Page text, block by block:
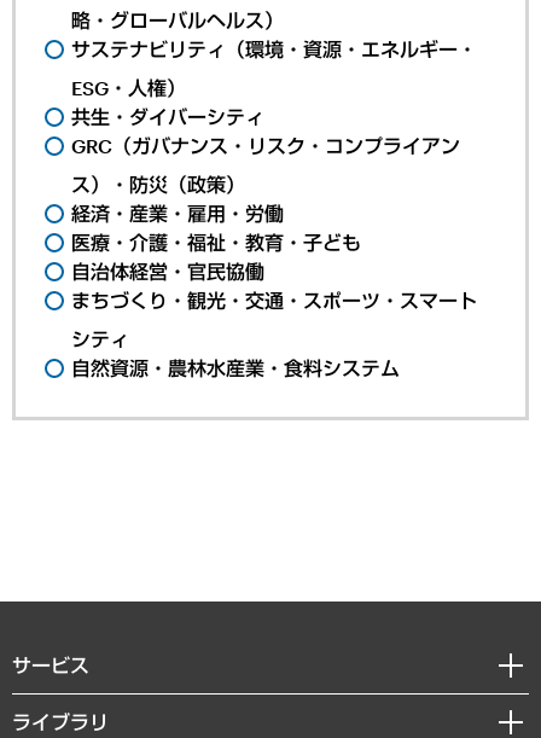
略・グローバルヘルス）
サステナビリティ（環境・資源・エネルギー・
ESG・人権）
共生・ダイバーシティ
GRC（ガバナンス・リスク・コンプライアン
ス）・防災（政策）
経済・産業・雇用・労働
医療・介護・福祉・教育・子ども
自治体経営・官民協働
まちづくり・観光・交通・スポーツ・スマート
シティ
自然資源・農林水産業・食料システム
サービス
経営戦略
ライブラリ